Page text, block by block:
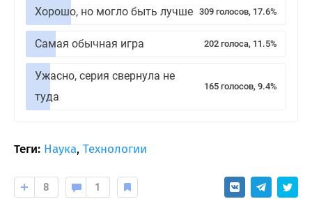
Хорошо, но могло быть лучше 309 голосов, 17.6%
Самая обычная игра 202 голоса, 11.5%
Ужасно, серия свернула не
туда
165 голосов, 9.4%
Теги: Наука, Технологии
8 1